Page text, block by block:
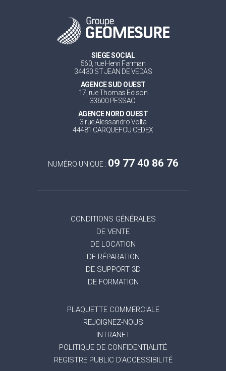
SIEGE SOCIAL
560, rue Henri Farman
34430 ST JEAN DE VEDAS
AGENCE SUD OUEST
17, rue Thomas Edison
33600 PESSAC
AGENCE NORD OUEST
3 rue Alessandro Volta
44481 CARQUEFOU CEDEX
NUMÉRO UNIQUE : 09 77 40 86 76
CONDITIONS GÉNÉRALES
DE VENTE
DE LOCATION
DE RÉPARATION
DE SUPPORT 3D
DE FORMATION
PLAQUETTE COMMERCIALE
REJOIGNEZ-NOUS
INTRANET
POLITIQUE DE CONFIDENTIALITÉ
REGISTRE PUBLIC D'ACCESSIBILITÉ